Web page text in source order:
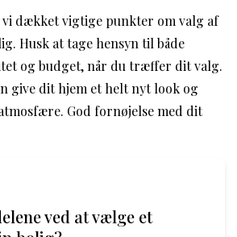
dækket vigtige punkter om valg af
Husk at tage hensyn til både
og budget, når du træffer dit valg.
give dit hjem et helt nyt look og
God fornøjelse med dit
ved at vælge et